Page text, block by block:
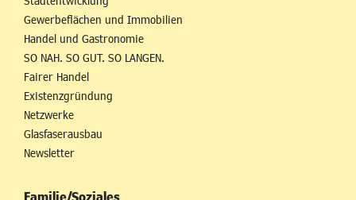
Gewerbeflächen und Immobilien
Handel und Gastronomie
SO NAH. SO GUT. SO LANGEN.
Fairer Handel
Existenzgründung
Netzwerke
Glasfaserausbau
Newsletter
Familie/Soziales